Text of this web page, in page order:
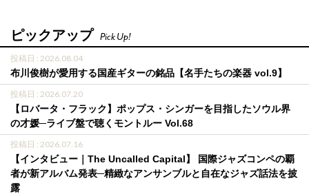
ピックアップ Pick Up!
投稿日 : 2026.08.04
布川俊樹が愛用する国産ギターの銘品【名手たちの楽器 vol.9】
投稿日 : 2026.07.20
【ロバータ・フラック】ポップス・シンガーを目指したソウル界
の才媛─ライブ盤で聴くモントルー Vol.68
投稿日 : 2026.07.16
【インタビュー｜The Uncalled Capital】 国際ジャズコンペの覇
者が新アルバム発表─精緻なアンサンブルと自在なジャズ話法を披
露